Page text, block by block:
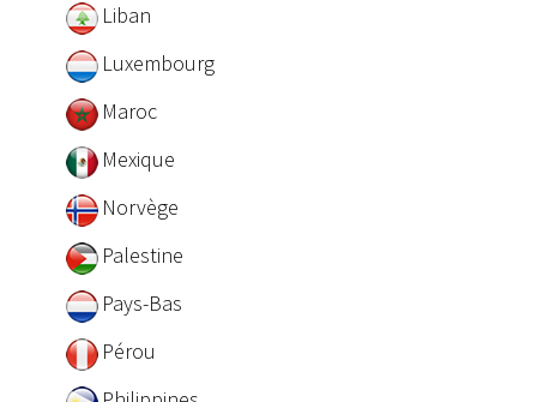
Liban
Luxembourg
Maroc
Mexique
Norvège
Palestine
Pays-Bas
Pérou